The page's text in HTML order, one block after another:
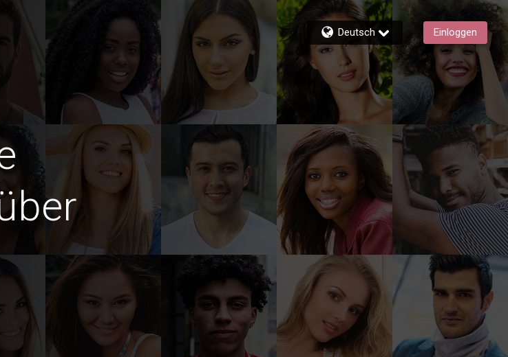
Deutsch Einloggen